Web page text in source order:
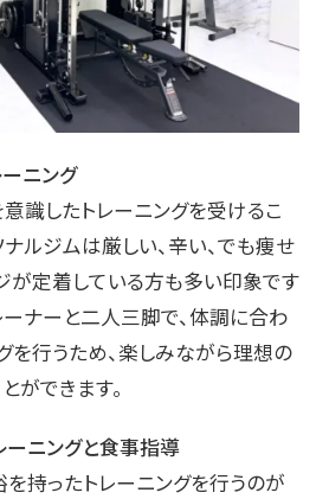
ーニング
識したトレーニングを受けるこ
ナルジムは厳しい、辛い、でも痩せ
が定着している方も多い印象です
ーナーと二人三脚で、体調に合わ
を行うため、楽しみながら理想の
ができます。
ーニングと食事指導
持ったトレーニングを行うのが